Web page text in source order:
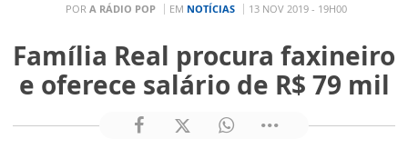
POR A RÁDIO POP EM NOTÍCIAS 13 NOV 2019 - 19H00
Família Real procura faxineiro
e oferece salário de R$ 79 mil